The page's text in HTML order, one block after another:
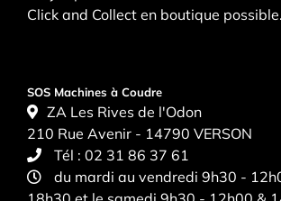
Click and Collect en boutique possible.
SOS Machines à Coudre
ZA Les Rives de l'Odon
210 Rue Avenir - 14790 VERSON
Tél : 02 31 86 37 61
du mardi au vendredi 9h30 -